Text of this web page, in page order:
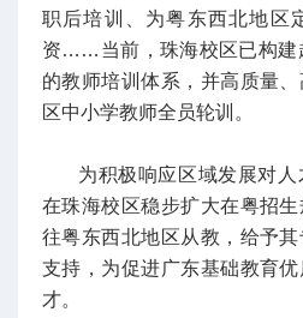
职后培训、为粤东西北地区
资……当前，珠海校区已构建
的教师培训体系，并高质量
区中小学教师全员轮训。
为积极响应区域发展对
在珠海校区稳步扩大在粤招
往粤东西北地区从教，给予
支持，为促进广东基础教育
才。